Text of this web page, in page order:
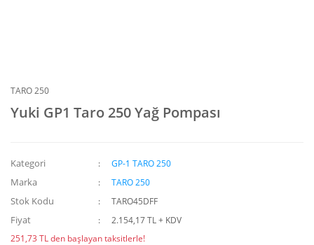
TARO 250
Yuki GP1 Taro 250 Yağ Pompası
Kategori GP-1 TARO 250
Marka TARO 250
Stok Kodu TARO45DFF
Fiyat
2.154,17 TL + KDV
251,73 TL den başlayan taksitlerle!